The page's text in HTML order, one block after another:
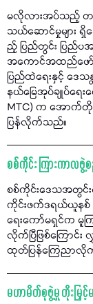
မလိုလားအပ်သည့် တရာ
သယ်ဆောင်မှုများ
ည့် ပြည်တွင်း ပြည်ပအ
အကောင်အထည်ဖော်
ပြည်ထဲရေးနှင့် ဒေသ
နယ်မြေအုပ်ချုပ်ရေ
MTC) က အောက်တို
ပြန်လိုက်သည်။
စစ်ကိုင်း ကြားကာလ
စစ်ကိုင်းဒေသအတွင်း
ကိုင်းဖက်ဒရယ်ယူနစ်
ရေးကော်မရှင်က မူ
လိုက်ပြီဖြစ်ကြော
ထုတ်ပြန်ကြေညာ
မဟာမိတ်စုဖွဲ့မှု တိုးမြှ